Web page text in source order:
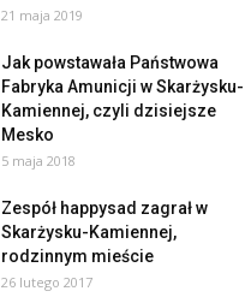
21 maja 2019
Jak powstawała Państwowa
Fabryka Amunicji w Skarżysku-
Kamiennej, czyli dzisiejsze
Mesko
5 maja 2018
Zespół happysad zagrał w
Skarżysku-Kamiennej,
rodzinnym mieście
26 lutego 2017